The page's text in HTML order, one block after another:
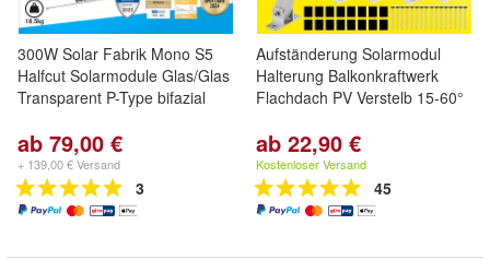
300W Solar Fabrik Mono S5
Halfcut Solarmodule Glas/Glas
Transparent P-Type bifazial
ab 79,00 €
+ 139,00 € Versand
3
Aufständerung Solarmodul
Halterung Balkonkraftwerk
Flachdach PV Verstelb 15-60°
ab 22,90 €
Kostenloser Versand
45